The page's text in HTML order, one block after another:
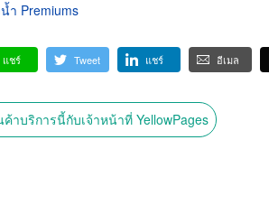
ำ Premiums
แชร์ Tweet แชร์ อีเมล
าบริการนี้กับเจ้าหน้าที่ YellowPages